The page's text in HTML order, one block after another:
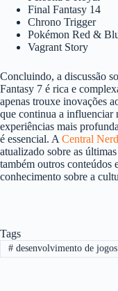
Final Fantasy 14
Chrono Trigger
Pokémon Red &
Vagrant Story
Concluindo, a discussão
Fantasy 7 é rica e
apenas trouxe inovações
que continua a influenciar
experiências mais
é essencial. A Central
atualizado sobre as
também outros conteúdos
conhecimento sobre a
Tags
#desenvolvimento de jogos